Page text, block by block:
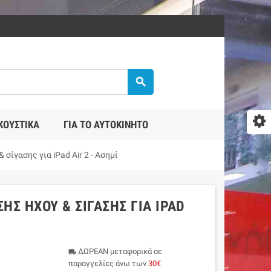
search
ΓΙΑ ΤΟ ΑΥΤΟΚΊΝΗΤΟ
για iPad Air 2 - Ασημί
ΉΧΟΥ & ΣΊΓΑΣΗΣ ΓΙΑ IPAD
local_shipping ΔΩΡΕΑΝ μεταφορικά σε
παραγγελίες άνω των 30€